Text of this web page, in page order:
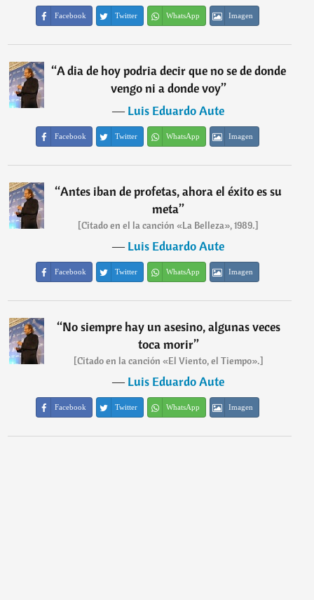
Facebook Twitter WhatsApp Imagen
“A dia de hoy podria decir que no se de donde
vengo ni a donde voy”
―Luis Eduardo Aute
Facebook Twitter WhatsApp Imagen
“Antes iban de profetas, ahora el éxito es su
meta”
[Citado en el la canción «La Belleza», 1989.]
―Luis Eduardo Aute
Facebook Twitter WhatsApp Imagen
“No siempre hay un asesino, algunas veces
toca morir”
[Citado en la canción «El Viento, el Tiempo».]
―Luis Eduardo Aute
Facebook Twitter WhatsApp Imagen